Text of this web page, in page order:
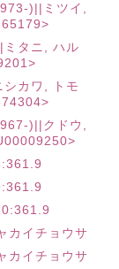
)||ミツイ,
タニ, ハル
カワ, トモ
)||クドウ,
カイチョウサ
カイチョウサ